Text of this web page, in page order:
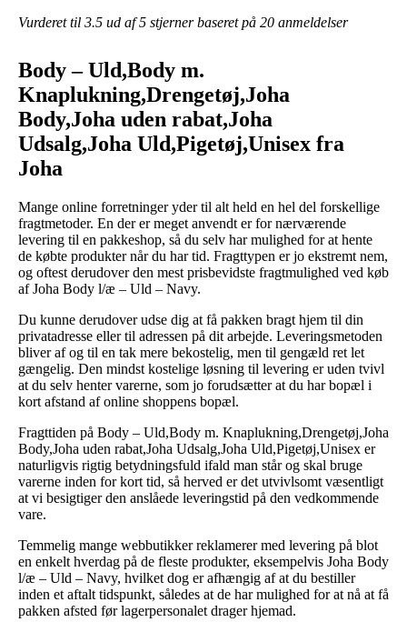
Vurderet til 3.5 ud af 5 stjerner baseret på 20 anmeldelser
Body – Uld,Body m.
Knaplukning,Drengetøj,Joha
Body,Joha uden rabat,Joha
Udsalg,Joha Uld,Pigetøj,Unisex fra
Joha
Mange online forretninger yder til alt held en hel del forskellige
fragtmetoder. En der er meget anvendt er for nærværende
levering til en pakkeshop, så du selv har mulighed for at hente
de købte produkter når du har tid. Fragttypen er jo ekstremt nem,
og oftest derudover den mest prisbevidste fragtmulighed ved køb
af Joha Body l/æ – Uld – Navy.
Du kunne derudover udse dig at få pakken bragt hjem til din
privatadresse eller til adressen på dit arbejde. Leveringsmetoden
bliver af og til en tak mere bekostelig, men til gengæld ret let
gængelig. Den mindst kostelige løsning til levering er uden tvivl
at du selv henter varerne, som jo forudsætter at du har bopæl i
kort afstand af online shoppens bopæl.
Fragttiden på Body – Uld,Body m. Knaplukning,Drengetøj,Joha
Body,Joha uden rabat,Joha Udsalg,Joha Uld,Pigetøj,Unisex er
naturligvis rigtig betydningsfuld ifald man står og skal bruge
varerne inden for kort tid, så herved er det utvivlsomt væsentligt
at vi besigtiger den anslåede leveringstid på den vedkommende
vare.
Temmelig mange webbutikker reklamerer med levering på blot
en enkelt hverdag på de fleste produkter, eksempelvis Joha Body
l/æ – Uld – Navy, hvilket dog er afhængig af at du bestiller
inden et aftalt tidspunkt, således at de har mulighed for at nå at få
pakken afsted før lagerpersonalet drager hjemad.